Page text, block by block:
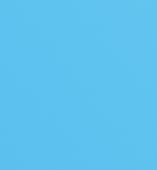
客や営業の経験が
方が多くいらっし
た提案ができる。
るインサイドセー
す。だからこそ、